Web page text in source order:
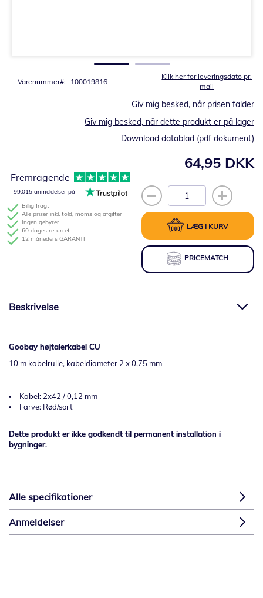
Klik her for leveringsdato pr.
mail
Varenummer 100019816
64,95 DKK
Giv mig besked, når prisen falder
Giv mig besked, når dette produkt er på lager
LÆG I KURV
PRICEMATCH
Billig fragt
Alle priser inkl. told, moms og afgifter
Ingen gebyrer
60 dages returret
12 måneders GARANTI
Fremragende
99,015 anmeldelser på
Download datablad (pdf dokument)
Beskrivelse
Goobay højtalerkabel CU
10 m kabelrulle, kabeldiameter 2 x 0,75 mm
Kabel: 2x42 / 0,12 mm
Farve: Rød/sort
Dette produkt er ikke godkendt til permanent installation i
bygninger.
Alle specifikationer
Anmeldelser